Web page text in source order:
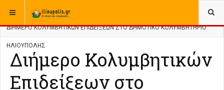
ΒΡΊΣΚΕΣΤΕ ΕΔΏ: ΑΡΧΙΚΉ
ΔΙΉΜΕΡΟ ΚΟΛΥΜΒΗΤΙΚΏΝ ΕΠΙΔΕΊΞΕΩΝ ΣΤΟ ΔΗΜΟΤΙΚΌ ΚΟΛΥΜΒΗΤΉΡΙΟ
ΗΛΙΟΎΠΟΛΗΣ
Διήμερο Κολυμβητικών
Επιδείξεων στο